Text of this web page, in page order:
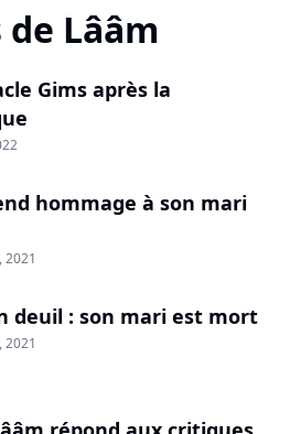
de Lââm
Gims après la
hommage à son mari
2021
deuil : son mari est mort
2021